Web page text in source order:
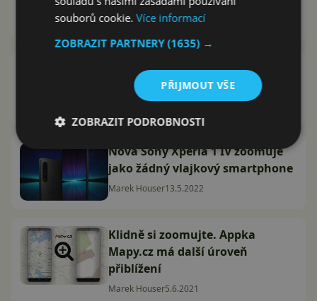
TikTok
Google Meet a Zoom se propojují.
Ocení to hlavně firmy
Marek Houser23.1.2023
Nová Sony Xperia 1 IV zoomuje
jako žádný vlajkový smartphone
Marek Houser13.5.2022
Klidně si zoomujte. Appka
Mapy.cz má další úroveň
přiblížení
Marek Houser5.6.2021
souborů cookie.Více informací
ZOBRAZIT PARTNERY(1635) →
PŘIJMOUT VŠE
ZOBRAZIT PODROBNOSTI